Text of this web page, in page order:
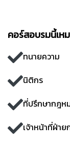
คอร์สอบรมนี้เห
ทนายความ
นิติกร
ที่ปรึกษากฎห
เจ้าหน้าที่ฝ่า